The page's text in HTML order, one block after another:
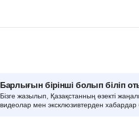
Барлығын бірінші болып біліп
Бізге жазылып, Қазақстанның өзекті
видеолар мен эксклюзивтерден хабардар